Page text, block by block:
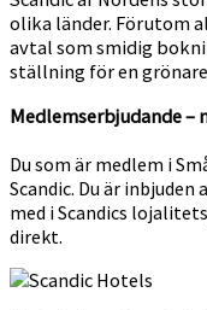
olika länder. Förutom
avtal som smidig
ställning för en
Medlemserbjudande –
Du som är medlem i
Scandic. Du är
med i Scandics
direkt.